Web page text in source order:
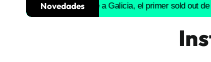
Novedades
Omar se rinde a Galicia, el primer sold out de su gira